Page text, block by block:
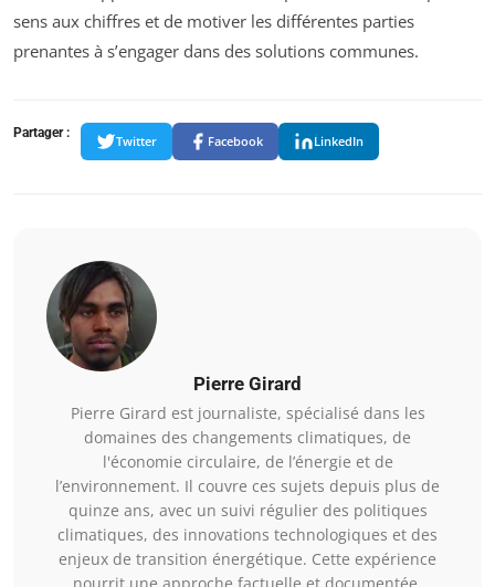
sens aux chiffres et de motiver les différentes parties
prenantes à s’engager dans des solutions communes.
Partager :
Twitter Facebook LinkedIn
Pierre Girard
Pierre Girard est journaliste, spécialisé dans les
domaines des changements climatiques, de
l'économie circulaire, de l’énergie et de
l’environnement. Il couvre ces sujets depuis plus de
quinze ans, avec un suivi régulier des politiques
climatiques, des innovations technologiques et des
enjeux de transition énergétique. Cette expérience